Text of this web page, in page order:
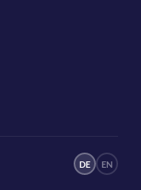
DE EN